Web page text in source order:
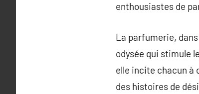
enthousiastes de
La parfumerie,
odysée qui stimule
elle incite chacun à
des histoires de